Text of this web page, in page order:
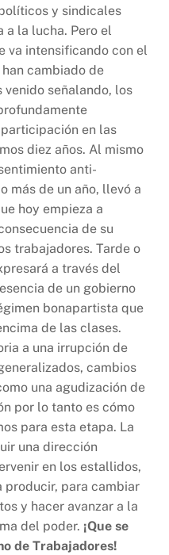
y sindicales
a la lucha. Pero el
va intensificando con el
cambiado de
venido señalando, los
en las
diez años. Al mismo
anti-
más de un año, llevó a
hoy empieza a
de su
trabajadores. Tarde o
a través del
de un gobierno
bonapartista que
de las clases.
a una irrupción de
cambios
una agudización de
por lo tanto es cómo
para esta etapa. La
una dirección
en los estallidos,
producir, para cambiar
y hacer avanzar a la
del poder. ¡Que se
de Trabajadores!